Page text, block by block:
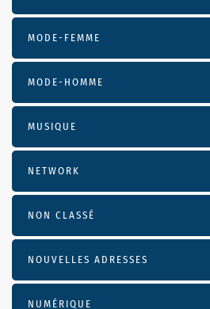
MODE-FEMME
MODE-HOMME
MUSIQUE
NETWORK
NON CLASSÉ
NOUVELLES ADRESSES
NUMÉRIQUE